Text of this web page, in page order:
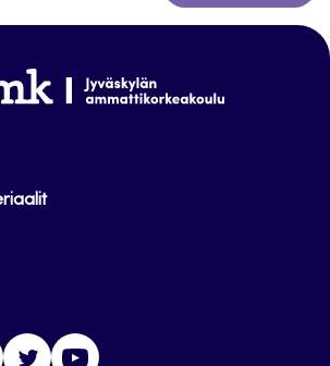
takaisin
LinkedinTwitter